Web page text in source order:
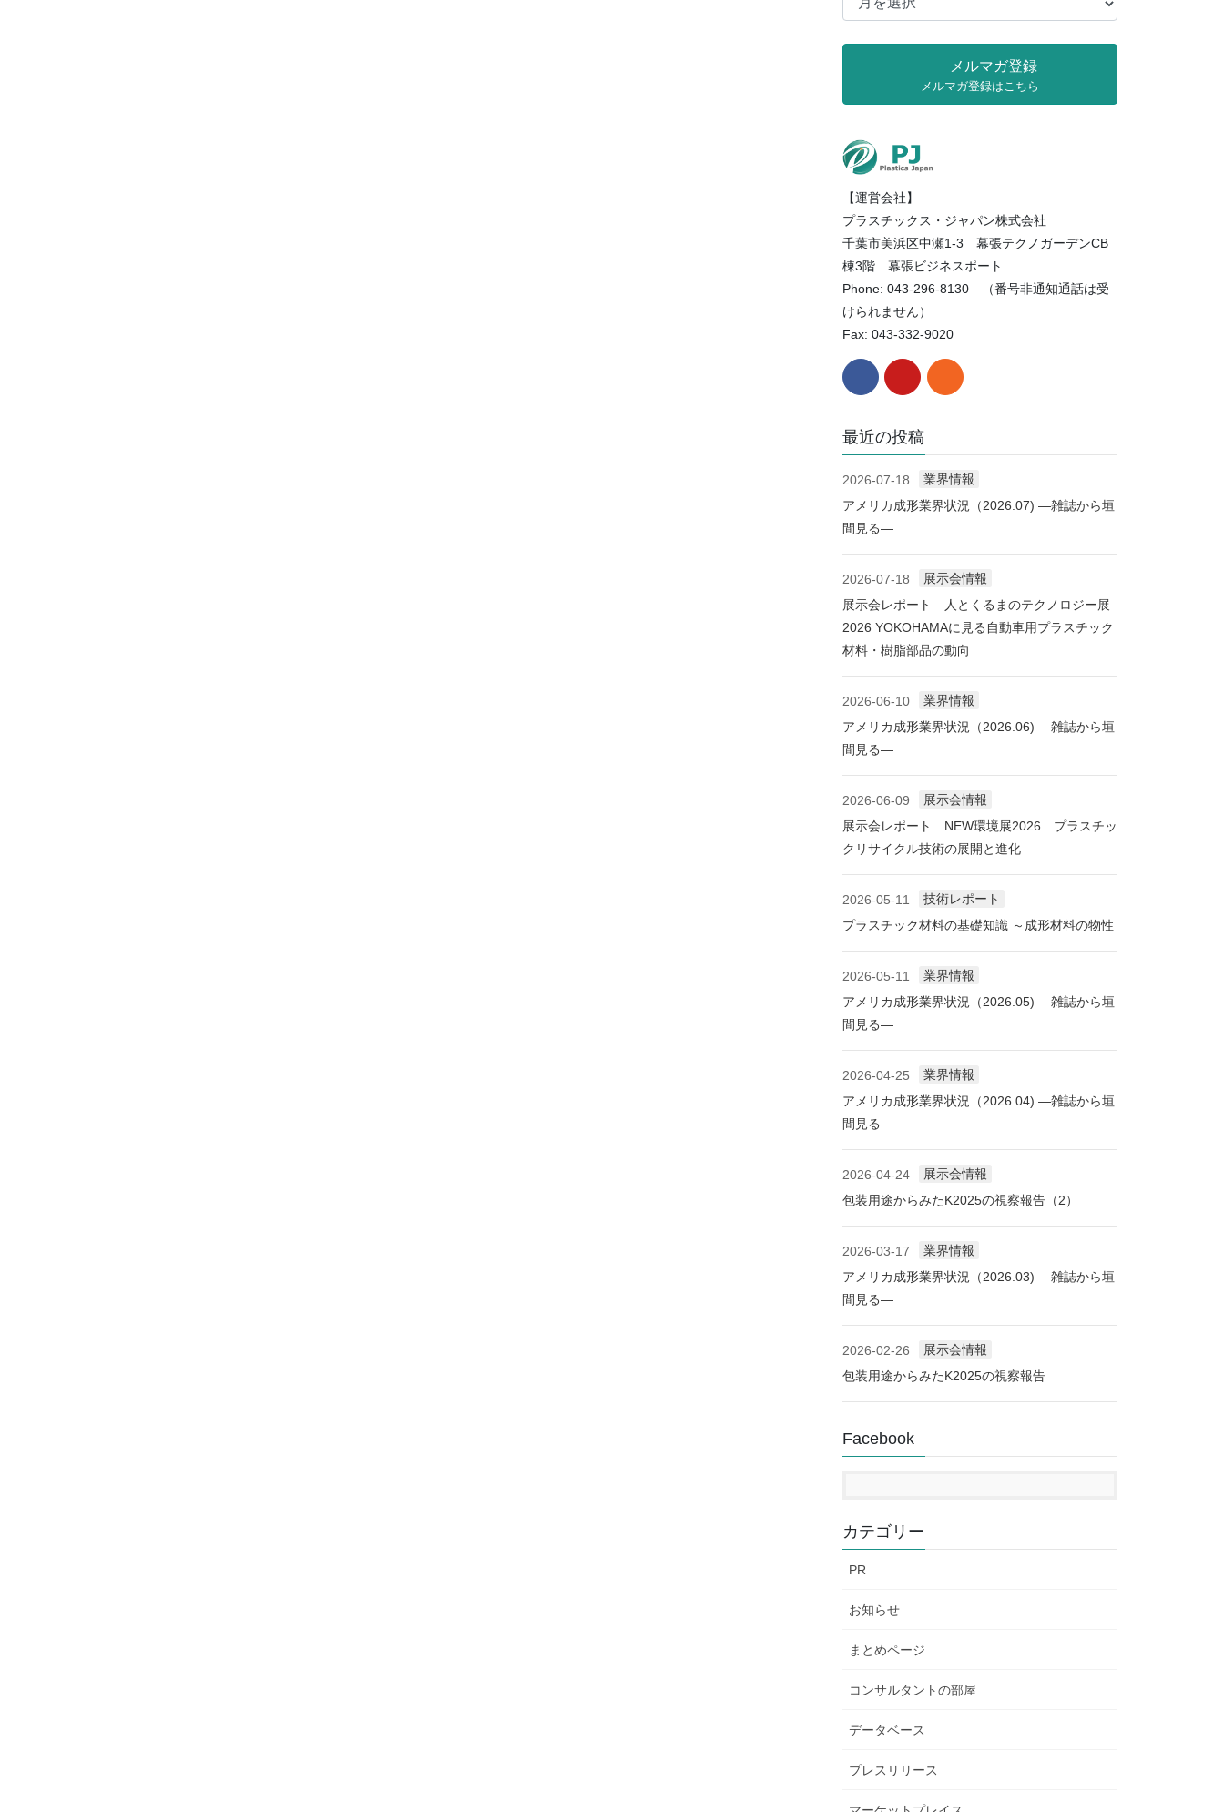
（月
別）
メルマガ登録
メルマガ登録はこちら
【運営会社】
プラスチックス・ジャパン株式会社
千葉市美浜区中瀬1-3 幕張テクノガーデンCB
棟3階 幕張ビジネスポート
Phone: 043-296-8130 （番号非通知通話は受
けられません）
Fax: 043-332-9020
最近の投稿
2026-07-18
業界情報
アメリカ成形業界状況（2026.07) ―雑誌から垣
間見る―
2026-07-18
展示会情報
展示会レポート 人とくるまのテクノロジー展
2026 YOKOHAMAに見る自動車用プラスチック
材料・樹脂部品の動向
2026-06-10
業界情報
アメリカ成形業界状況（2026.06) ―雑誌から垣
間見る―
2026-06-09
展示会情報
展示会レポート NEW環境展2026 プラスチッ
クリサイクル技術の展開と進化
2026-05-11
技術レポート
プラスチック材料の基礎知識 ～成形材料の物性
2026-05-11
業界情報
アメリカ成形業界状況（2026.05) ―雑誌から垣
間見る―
2026-04-25
業界情報
アメリカ成形業界状況（2026.04) ―雑誌から垣
間見る―
2026-04-24
展示会情報
包装用途からみたK2025の視察報告（2）
2026-03-17
業界情報
アメリカ成形業界状況（2026.03) ―雑誌から垣
間見る―
2026-02-26
展示会情報
包装用途からみたK2025の視察報告
Facebook
カテゴリー
PR
お知らせ
まとめページ
コンサルタントの部屋
データベース
プレスリリース